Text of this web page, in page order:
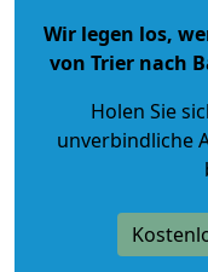
Wir legen los,
von Trier nach
Holen Sie
unverbindliche